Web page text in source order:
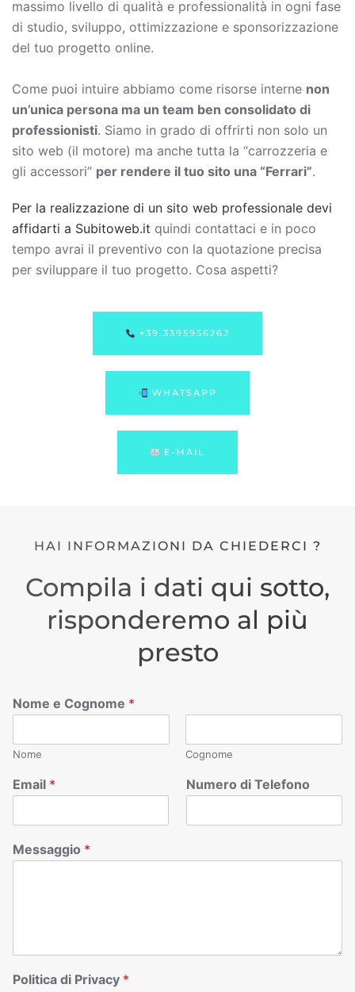
massimo livello di qualità e professionalità in ogni fase
di studio, sviluppo, ottimizzazione e sponsorizzazione
del tuo progetto online.
Come puoi intuire abbiamo come risorse interne non
un’unica persona ma un team ben consolidato di
professionisti. Siamo in grado di offrirti non solo un
sito web (il motore) ma anche tutta la “carrozzeria e
gli accessori” per rendere il tuo sito una “Ferrari”.
Per la realizzazione di un sito web professionale devi
affidarti a Subitoweb.it quindi contattaci e in poco
tempo avrai il preventivo con la quotazione precisa
per sviluppare il tuo progetto. Cosa aspetti?
+39.3395956262
WHATSAPP
E-MAIL
HAI INFORMAZIONI DA CHIEDERCI ?
Compila i dati qui sotto,
risponderemo al più
presto
Nome e Cognome *
Nome Cognome
Email * Numero di Telefono
Messaggio *
Politica di Privacy *